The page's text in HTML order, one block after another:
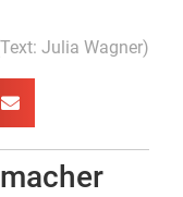
Julia Wagner)